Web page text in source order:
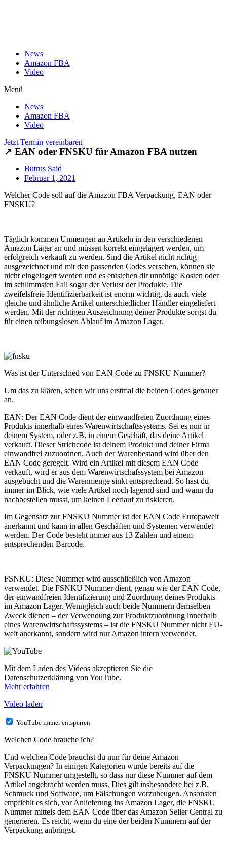
News
Amazon FBA
Video
Menü
News
Amazon FBA
Video
Jetzt Termin vereinbaren
↗️ EAN oder FNSKU für Amazon FBA nutzen
Butrus Said
Februar 1, 2021
Welcher Code soll auf die Amazon FBA Verpackung, EAN oder
FNSKU?
Täglich kommen Unmengen an Artikeln in den verschiedenen
Amazon Läger an und müssen korrekt eingelagert werden, um
erfolgreich verkauft zu werden. Sind die Artikel nicht richtig
ausgezeichnet und mit den passenden Codes versehen, können sie
nicht eingelagert werden und es entstehen dir unnötige Kosten oder
im schlimmsten Fall sogar der Verlust der Produkte. Die
zweifelsfreie Identifizierbarkeit ist enorm wichtig, da auch viele
gleiche und ähnliche Artikel unterschiedlicher Händler eingeliefert
werden. Mit der richtigen Auszeichnung deiner Produkte sorgst du
für einen reibungslosen Ablauf im Amazon Lager.
Was ist der Unterschied von EAN Code zu FNSKU Nummer?
Um das zu klären, sehen wir uns erstmal die beiden Codes genauer
an.
EAN: Der EAN Code dient der einwandfreien Zuordnung eines
Produkts innerhalb eines Warenwirtschaftssystems. Sei es nun in
deinem System, oder z.B. in einem Geschäft, das deine Artikel
verkauft. Dieser Strichcode ist deinem Produkt und deiner Firma
einwandfrei zuzuordnen. Auch der Warenbestand wird über den
EAN Code geregelt. Wird ein Artikel mit diesem EAN Code
verkauft, wird er aus dem Warenwirtschafssystem bei Amazon
ausgebucht und die Warenmenge sinkt entsprechend. So hast du
immer im Blick, wie viele Artikel noch lagernd sind und wann du
nachbestellen musst, um keinen Leerlauf zu riskieren.
Im Gegensatz zur FNSKU Nummer ist der EAN Code Europaweit
anerkannt und kann in allen Geschäften und Systemen verwendet
werden. Der Code besteht immer aus 13 Zahlen und einem
entsprechenden Barcode.
FSNKU: Diese Nummer wird ausschließlich von Amazon
verwendet. Die FSNKU Nummer dient, genau wie der EAN Code,
der einwandfreien Identifizierung und Zuordnung deines Produkts
im Amazon Lager. Wenngleich auch beide Nummern demselben
Zweck dienen – der Verwendung zur Produktzuordnung innerhalb
eines Warenwirtschaftssystems – ist die FNSKU Nummer nicht EU-
weit anerkannt, sondern wird nur Amazon intern verwendet.
Mit dem Laden des Videos akzeptieren Sie die
Datenschutzerklärung von YouTube.
Mehr erfahren
Video laden
YouTube immer entsperren
Welchen Code brauche ich?
Und welchen Code brauchst du nun für deine Amazon
Verpackungen? In einigen Kategorien wurde bereits auf die
FNSKU Nummer umgestellt, so dass nur diese Nummer auf dem
Artikel angebracht werden muss. Dies gilt insbesondere bei z.B.
Schmuck und Software, um Fälschungen vorzubeugen. Ansonsten
empfiehlt es sich, vor Anlieferung ins Amazon Lager, die FNSKU
Nummer mittels dem EAN Code über das Amazon Seller Central zu
generieren. Es reicht, wenn du eine der beiden Nummern auf der
Verpackung anbringst.